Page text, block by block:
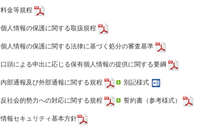
料金等規程
個人情報の保護に関する取扱規程
個人情報の保護に関する法律に基づく処分の審査基準
口頭による申出に応じる保有個人情報の提供に関する要綱
内部通報及び外部通報に関する規程 別記様式
反社会的勢力への対応に関する規程 誓約書（参考様式）
情報セキュリティ基本方針